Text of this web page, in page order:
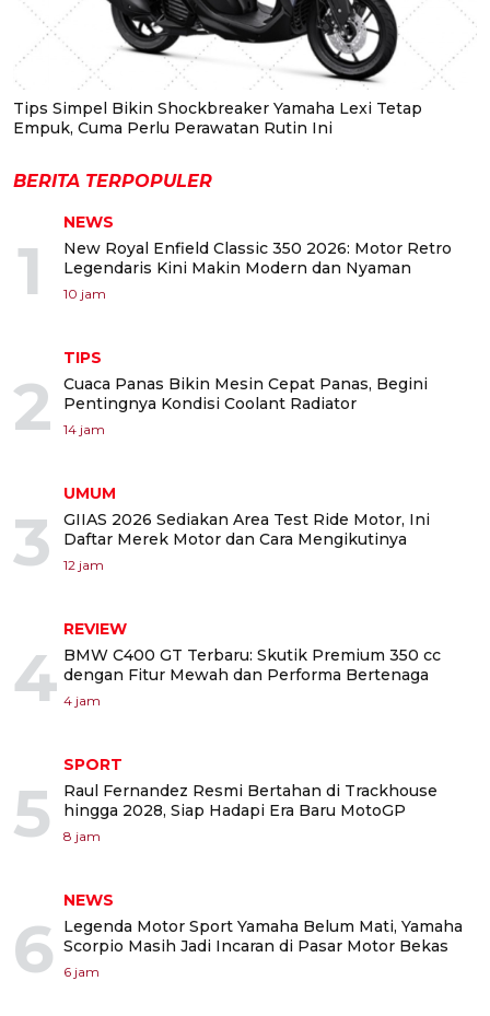
Tips Simpel Bikin Shockbreaker Yamaha Lexi Tetap
Empuk, Cuma Perlu Perawatan Rutin Ini
BERITA TERPOPULER
1
NEWS
New Royal Enfield Classic 350 2026: Motor Retro
Legendaris Kini Makin Modern dan Nyaman
10 jam
2
TIPS
Cuaca Panas Bikin Mesin Cepat Panas, Begini
Pentingnya Kondisi Coolant Radiator
14 jam
3
UMUM
GIIAS 2026 Sediakan Area Test Ride Motor, Ini
Daftar Merek Motor dan Cara Mengikutinya
12 jam
4
REVIEW
BMW C400 GT Terbaru: Skutik Premium 350 cc
dengan Fitur Mewah dan Performa Bertenaga
4 jam
5
SPORT
Raul Fernandez Resmi Bertahan di Trackhouse
hingga 2028, Siap Hadapi Era Baru MotoGP
8 jam
6
NEWS
Legenda Motor Sport Yamaha Belum Mati, Yamaha
Scorpio Masih Jadi Incaran di Pasar Motor Bekas
6 jam